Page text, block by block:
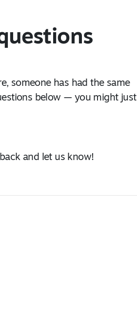
someone has had the same
below — you might just
and let us know!
illallis- ja